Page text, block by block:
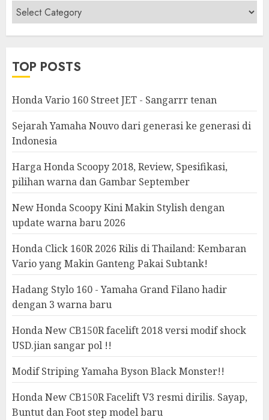
Berita
&
Modifikasi
TOP POSTS
Honda Vario 160 Street JET - Sangarrr tenan
Sejarah Yamaha Nouvo dari generasi ke generasi di
Indonesia
Harga Honda Scoopy 2018, Review, Spesifikasi,
pilihan warna dan Gambar September
New Honda Scoopy Kini Makin Stylish dengan
update warna baru 2026
Honda Click 160R 2026 Rilis di Thailand: Kembaran
Vario yang Makin Ganteng Pakai Subtank!
Hadang Stylo 160 - Yamaha Grand Filano hadir
dengan 3 warna baru
Honda New CB150R facelift 2018 versi modif shock
USD.jian sangar pol !!
Modif Striping Yamaha Byson Black Monster!!
Honda New CB150R Facelift V3 resmi dirilis. Sayap,
Buntut dan Foot step model baru